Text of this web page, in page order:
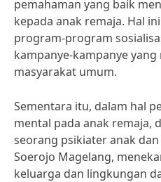
pemahaman yang baik
kepada anak remaja. Hal
program-program
kampanye-kampanye
masyarakat umum.
Sementara itu, dalam hal
mental pada anak remaja,
seorang psikiater anak dan
Soerojo Magelang,
keluarga dan lingkungan